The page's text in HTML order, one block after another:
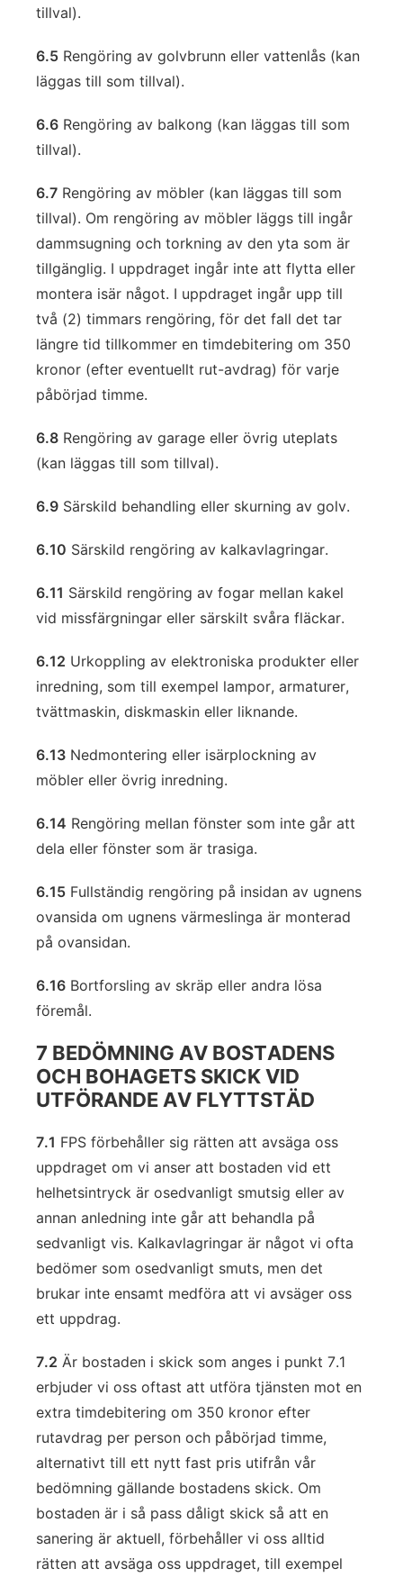
tillval).
6.5 Rengöring av golvbrunn eller vattenlås (kan
läggas till som tillval).
6.6 Rengöring av balkong (kan läggas till som
tillval).
6.7 Rengöring av möbler (kan läggas till som
tillval). Om rengöring av möbler läggs till ingår
dammsugning och torkning av den yta som är
tillgänglig. I uppdraget ingår inte att flytta eller
montera isär något. I uppdraget ingår upp till
två (2) timmars rengöring, för det fall det tar
längre tid tillkommer en timdebitering om 350
kronor (efter eventuellt rut-avdrag) för varje
påbörjad timme.
6.8 Rengöring av garage eller övrig uteplats
(kan läggas till som tillval).
6.9 Särskild behandling eller skurning av golv.
6.10 Särskild rengöring av kalkavlagringar.
6.11 Särskild rengöring av fogar mellan kakel
vid missfärgningar eller särskilt svåra fläckar.
6.12 Urkoppling av elektroniska produkter eller
inredning, som till exempel lampor, armaturer,
tvättmaskin, diskmaskin eller liknande.
6.13 Nedmontering eller isärplockning av
möbler eller övrig inredning.
6.14 Rengöring mellan fönster som inte går att
dela eller fönster som är trasiga.
6.15 Fullständig rengöring på insidan av ugnens
ovansida om ugnens värmeslinga är monterad
på ovansidan.
6.16 Bortforsling av skräp eller andra lösa
föremål.
7 BEDÖMNING AV BOSTADENS
OCH BOHAGETS SKICK VID
UTFÖRANDE AV FLYTTSTÄD
7.1 FPS förbehåller sig rätten att avsäga oss
uppdraget om vi anser att bostaden vid ett
helhetsintryck är osedvanligt smutsig eller av
annan anledning inte går att behandla på
sedvanligt vis. Kalkavlagringar är något vi ofta
bedömer som osedvanligt smuts, men det
brukar inte ensamt medföra att vi avsäger oss
ett uppdrag.
7.2 Är bostaden i skick som anges i punkt 7.1
erbjuder vi oss oftast att utföra tjänsten mot en
extra timdebitering om 350 kronor efter
rutavdrag per person och påbörjad timme,
alternativt till ett nytt fast pris utifrån vår
bedömning gällande bostadens skick. Om
bostaden är i så pass dåligt skick så att en
sanering är aktuell, förbehåller vi oss alltid
rätten att avsäga oss uppdraget, till exempel